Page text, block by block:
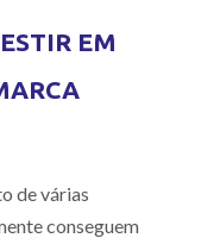
EM
de várias
conseguem